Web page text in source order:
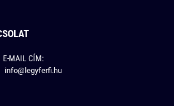
E-MAIL CÍM:
info@legyferfi.hu